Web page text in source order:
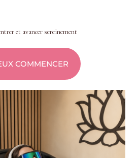
et avancer sereinement
COMMENCER